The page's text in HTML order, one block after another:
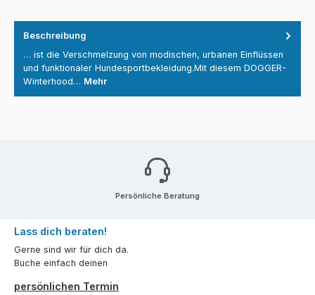
Beschreibung
… ist die Verschmelzung von modischen, urbanen Einflüssen
und funktionaler Hundesportbekleidung.Mit diesem DOGGER-
Winterhood… Mehr
Persönliche Beratung
Lass dich beraten!
Gerne sind wir für dich da.
Buche einfach deinen
persönlichen Termin